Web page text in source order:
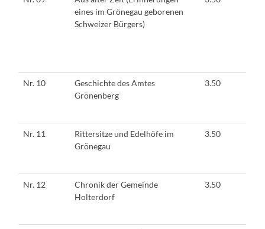
eines im Grönegau geborenen
Schweizer Bürgers)
Nr. 10
Geschichte des Amtes
Grönenberg
3.50
Nr. 11
Rittersitze und Edelhöfe im
Grönegau
3.50
Nr. 12
Chronik der Gemeinde
Holterdorf
3.50